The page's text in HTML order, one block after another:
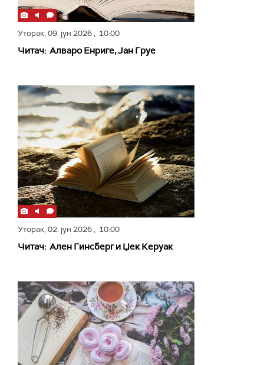
Уторак,09. јун 2026, 10:00
Читач: Алваро Енриге, Јан Груе
Уторак,02. јун 2026, 10:00
Читач: Ален Гинсберг и Џек Керуак